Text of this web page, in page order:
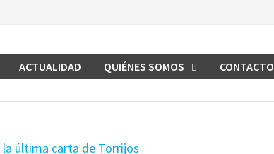
ACTUALIDAD QUIÉNES SOMOS CONTACTO